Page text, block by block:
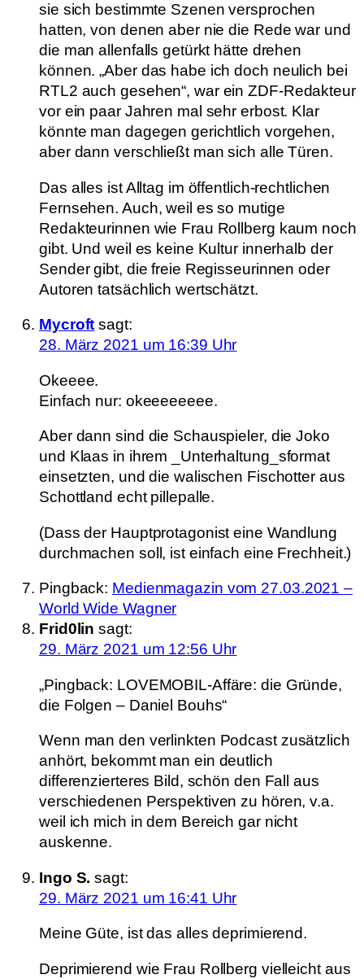
sie sich bestimmte Szenen versprochen
hatten, von denen aber nie die Rede war und
die man allenfalls getürkt hätte drehen
können. „Aber das habe ich doch neulich bei
RTL2 auch gesehen“, war ein ZDF-Redakteur
vor ein paar Jahren mal sehr erbost. Klar
könnte man dagegen gerichtlich vorgehen,
aber dann verschließt man sich alle Türen.
Das alles ist Alltag im öffentlich-rechtlichen
Fernsehen. Auch, weil es so mutige
Redakteurinnen wie Frau Rollberg kaum noch
gibt. Und weil es keine Kultur innerhalb der
Sender gibt, die freie Regisseurinnen oder
Autoren tatsächlich wertschätzt.
Mycroft sagt:
28. März 2021 um 16:39 Uhr
Okeeee.
Einfach nur: okeeeeeeee.
Aber dann sind die Schauspieler, die Joko
und Klaas in ihrem _Unterhaltung_sformat
einsetzten, und die walischen Fischotter aus
Schottland echt pillepalle.
(Dass der Hauptprotagonist eine Wandlung
durchmachen soll, ist einfach eine Frechheit.)
Pingback: Medienmagazin vom 27.03.2021 –
World Wide Wagner
Frid0lin sagt:
29. März 2021 um 12:56 Uhr
„Pingback: LOVEMOBIL-Affäre: die Gründe,
die Folgen – Daniel Bouhs“
Wenn man den verlinkten Podcast zusätzlich
anhört, bekommt man ein deutlich
differenzierteres Bild, schön den Fall aus
verschiedenen Perspektiven zu hören, v.a.
weil ich mich in dem Bereich gar nicht
auskenne.
Ingo S. sagt:
29. März 2021 um 16:41 Uhr
Meine Güte, ist das alles deprimierend.
Deprimierend wie Frau Rollberg vielleicht aus